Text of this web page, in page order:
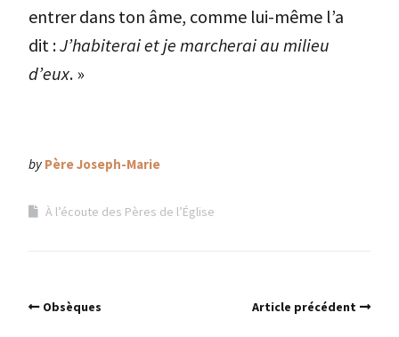
entrer dans ton âme, comme lui-même l’a
dit :J’habiterai et je marcherai au milieu
d’eux. »
by Père Joseph-Marie
À l’écoute des Pères de l’Église
Obsèques Article précédent